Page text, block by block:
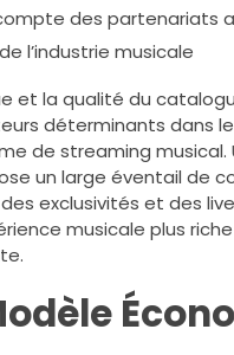
des partenariats
l’industrie musicale
et la qualité du
déterminants dans le
de streaming musical.
un large éventail de
exclusivités et des
musicale plus